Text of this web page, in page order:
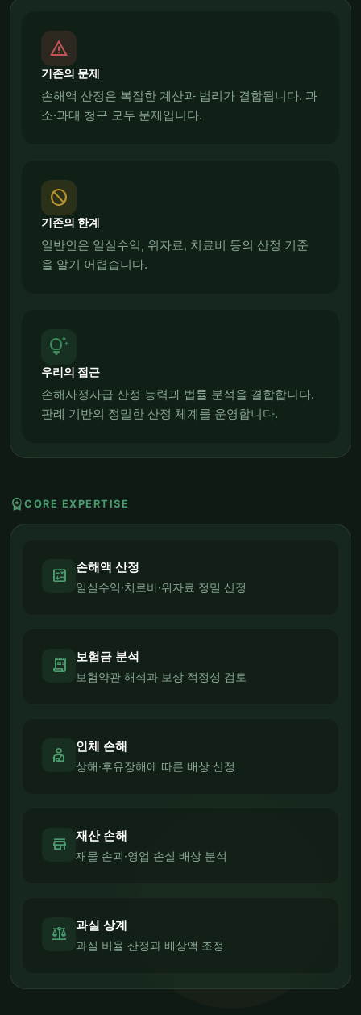
report_problem
기존의 문제
손해액 산정은 복잡한 계산과 법리가 결합됩니다. 과
소·과대 청구 모두 문제입니다.
block
기존의 한계
일반인은 일실수익, 위자료, 치료비 등의 산정 기준
을 알기 어렵습니다.
tips_and_updates
우리의 접근
손해사정사급 산정 능력과 법률 분석을 결합합니다.
판례 기반의 정밀한 산정 체계를 운영합니다.
workspace_premium CORE EXPERTISE
calculate 손해액 산정
일실수익·치료비·위자료 정밀 산정
receipt_long 보험금 분석
보험약관 해석과 보상 적정성 검토
personal_injury 인체 손해
상해·후유장해에 따른 배상 산정
store 재산 손해
재물 손괴·영업 손실 배상 분석
balance 과실 상계
과실 비율 산정과 배상액 조정